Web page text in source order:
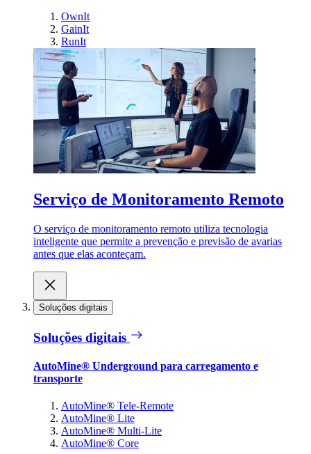
OwnIt
GainIt
RunIt
Serviço de Monitoramento Remoto
O serviço de monitoramento remoto utiliza tecnologia
inteligente que permite a prevenção e previsão de avarias
antes que elas aconteçam.
Soluções digitais
Soluções digitais
AutoMine® Underground para carregamento e
transporte
AutoMine® Tele-Remote
AutoMine® Lite
AutoMine® Multi-Lite
AutoMine® Core